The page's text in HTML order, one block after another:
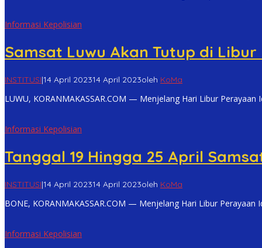
Informasi Kepolisian
Samsat Luwu Akan Tutup di
INSTITUSI|14 April 202314 April 2023oleh KoMa
LUWU, KORANMAKASSAR.COM — Menjelang Hari Libur
Informasi Kepolisian
Tanggal 19 Hingga 25 April
INSTITUSI|14 April 202314 April 2023oleh KoMa
BONE, KORANMAKASSAR.COM — Menjelang Hari Libur Perayaan
Informasi Kepolisian